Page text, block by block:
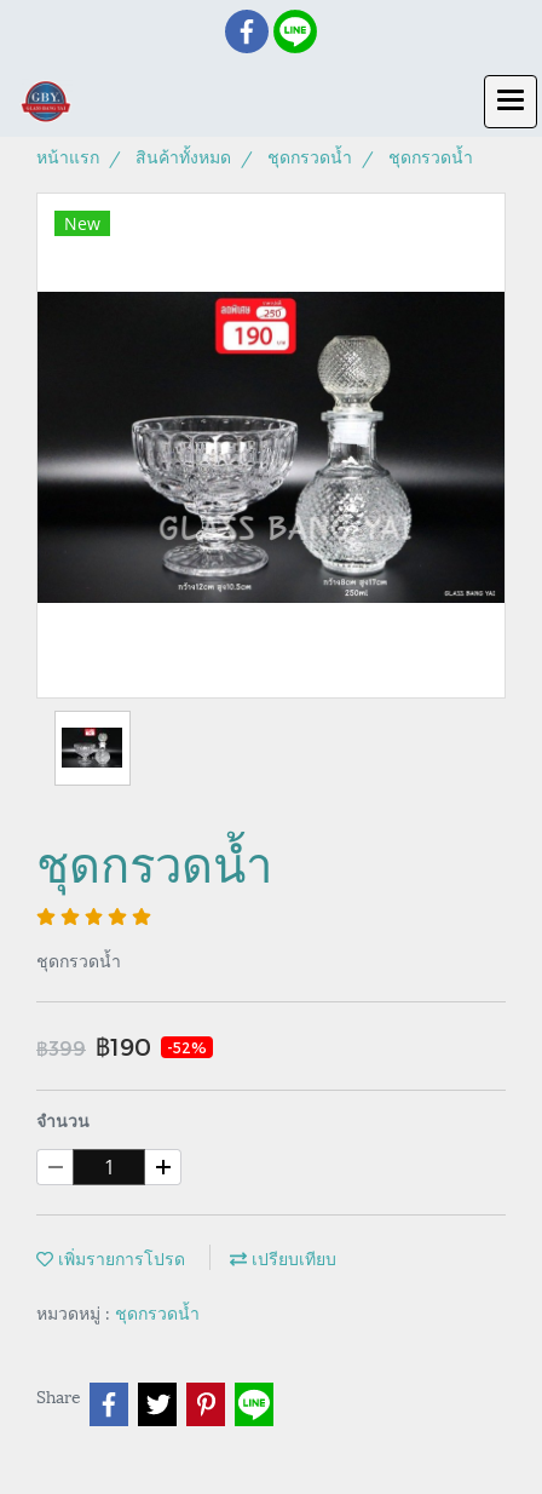
หน้าแรก สินค้าทั้งหมด ชุดกรวดน้ำ ชุดกรวดน้ำ
New
ชุดกรวดน้ำ
ชุดกรวดน้ำ
฿399 ฿190 -52%
จำนวน
เพิ่มรายการโปรด เปรียบเทียบ
หมวดหมู่ : ชุดกรวดน้ำ
Share